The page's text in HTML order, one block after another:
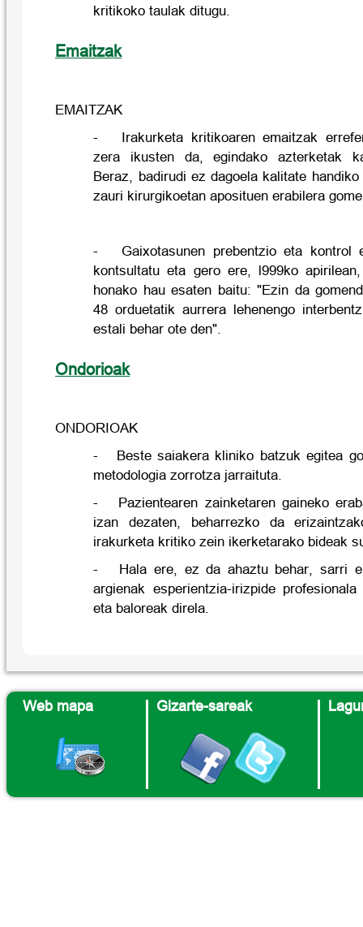
kritikoko taulak ditugu.
Emaitzak
EMAITZAK
- Irakurketa kritikoaren emaitzak
zera ikusten da, egindako azterketak
Beraz, badirudi ez dagoela kalitate
zauri kirurgikoetan aposituen erabilera
- Gaixotasunen prebentzio eta kontrol
kontsultatu eta gero ere, l999ko
honako hau esaten baitu: "Ezin da
48 orduetatik aurrera lehenengo
estali behar ote den".
Ondorioak
ONDORIOAK
- Beste saiakera kliniko batzuk egitea
metodologia zorrotza jarraituta.
- Pazientearen zainketaren gaineko
izan dezaten, beharrezko da
irakurketa kritiko zein ikerketarako bideak
- Hala ere, ez da ahaztu behar, sarri
argienak esperientzia-irizpide
eta baloreak direla.
Web mapa Gizarte-sareak